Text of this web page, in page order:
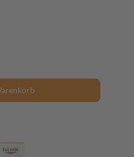
6 Monaten geeignet,